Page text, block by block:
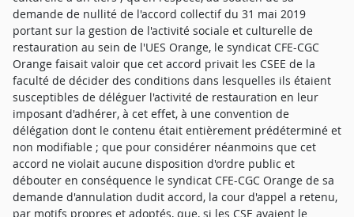
demande de nullité de l'accord collectif du 31 mai 2019
portant sur la gestion de l'activité sociale et culturelle de
restauration au sein de l'UES Orange, le syndicat CFE-CGC
Orange faisait valoir que cet accord privait les CSEE de la
faculté de décider des conditions dans lesquelles ils étaient
susceptibles de déléguer l'activité de restauration en leur
imposant d'adhérer, à cet effet, à une convention de
délégation dont le contenu était entièrement prédéterminé et
non modifiable ; que pour considérer néanmoins que cet
accord ne violait aucune disposition d'ordre public et
débouter en conséquence le syndicat CFE-CGC Orange de sa
demande d'annulation dudit accord, la cour d'appel a retenu,
par motifs propres et adoptés, que, si les CSE avaient le